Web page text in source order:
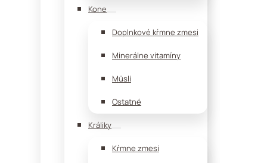
Kone
Doplnkové kŕmne zmesi
Minerálne vitamíny
Müsli
Ostatné
Králiky
Kŕmne zmesi